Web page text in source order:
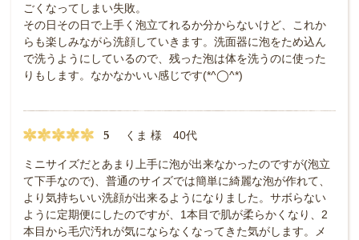
ごくなってしまい失敗。
その日その日で上手く泡立てれるか分からないけど、これか
らも楽しみながら洗顔していきます。洗面器に泡をため込ん
で洗うようにしているので、残った泡は体を洗うのに使った
りもします。なかなかいい感じです(*^◯^*)
5 くま 様 40代
ミニサイズだとあまり上手に泡が出来なかったのですが(泡立
て下手なので)、普通のサイズでは簡単に綺麗な泡が作れて、
より気持ちいい洗顔が出来るようになりました。サボらない
ように定期便にしたのですが、1本目で肌が柔らかくなり、2
本目から毛穴汚れが気にならなくなってきた気がします。メ